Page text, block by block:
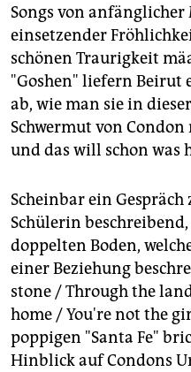
Songs von
einsetzender
schönen Traurigkeit
"Goshen" liefern Beirut
ab, wie man sie in
Schwermut von
und das will schon was
Scheinbar ein
Schülerin
doppelten Boden,
einer Beziehung
stone / Through the
home / You're not the
poppigen "Santa Fe"
Hinblick auf Condons